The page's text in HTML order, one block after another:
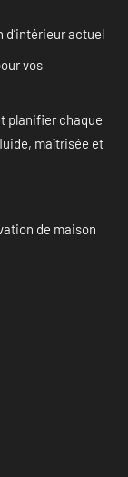
d’intérieur actuel
vos
planifier chaque
maîtrisée et
de maison